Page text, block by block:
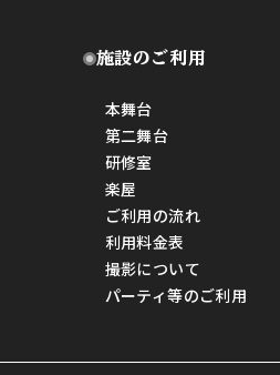
施設のご利用
本舞台
第二舞台
研修室
楽屋
ご利用の流れ
利用料金表
撮影について
パーティ等のご利用